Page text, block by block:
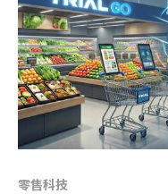
零售科技